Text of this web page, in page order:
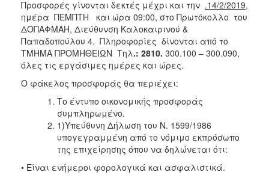
Προσφορές γίνονται δεκτές μέχρι και την .14/2/2019,
ημέρα ΠΕΜΠΤΗ και ώρα 09:00, στο Πρωτόκολλο του
ΔΟΠΑΦΜΑΗ, Διεύθυνση Καλοκαιρινού &
Παπαδοπούλου 4. Πληροφορίες δίνονται από το
ΤΜΗΜΑ ΠΡΟΜΗΘΕΙΩΝ Τηλ.: 2810. 300.100 – 300.090,
όλες τις εργάσιμες ημέρες και ώρες.
Ο φάκελος προσφοράς θα περιέχει:
Το έντυπο οικονομικής προσφοράς
συμπληρωμένο.
1)Υπεύθυνη Δήλωση του Ν. 1599/1986
υπογεγραμμένη από το νόμιμο εκπρόσωπο
της επιχείρησης όπου να δηλώνεται ότι:
• Είναι ενήμεροι φορολογικά και ασφαλιστικά.